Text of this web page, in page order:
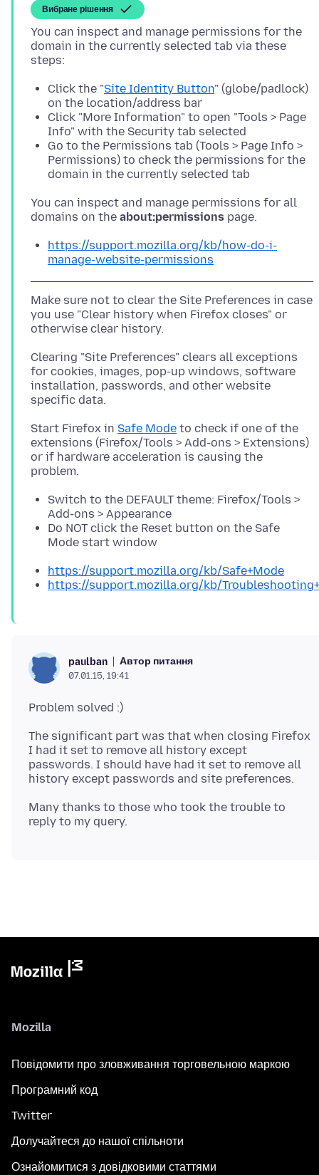
Вибране рішення
You can inspect and manage permissions for the
domain in the currently selected tab via these
Click the "Site Identity Button" (globe/padlock)
on the location/address bar
Click "More Information" to open "Tools > Page
Info" with the Security tab selected
Go to the Permissions tab (Tools > Page Info >
Permissions) to check the permissions for the
domain in the currently selected tab
You can inspect and manage permissions for all
domains on the about:permissions
https://support.mozilla.org/kb/how-do-i-
manage-website-permissions
Make sure not to clear the Site Preferences in case
you use "Clear history when Firefox closes" or
Clearing "Site Preferences" clears all exceptions
for cookies, images, pop-up windows, software
installation, passwords, and other website
Start Firefox in Safe Mode to check if one of the
extensions (Firefox/Tools > Add-ons > Extensions)
or if hardware acceleration is causing the
Switch to the DEFAULT theme: Firefox/Tools >
Add-ons > Appearance
Do NOT click the Reset button on the Safe
Mode start window
https://support.mozilla.org/kb/Safe+Mode
https://support.mozilla.org/kb/
paulban Автор питання
07.01.15, 19:41
The significant part was that when closing Firefox
I had it set to remove all history except
passwords. I should have had it set to remove all
Many thanks to those who took the trouble to
Mozilla
Повідомити про зловживання торговельною маркою
Програмний код
Twitter
Долучайтеся до нашої спільноти
Ознайомитися з довідковими статтями